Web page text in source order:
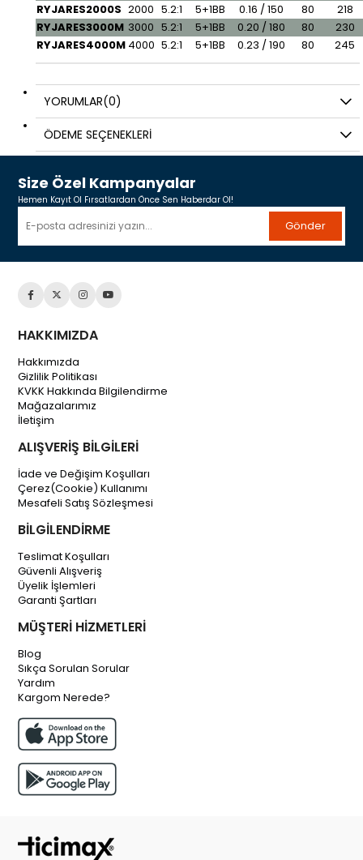
RYJARES2000S 2000 5.2:1 5+1BB 0.16 / 150 80
218
RYJARES3000M 3000 5.2:1 5+1BB 0.20 / 180 80
230
RYJARES4000M 4000 5.2:1 5+1BB 0.23 / 190 80 245
YORUMLAR(0)
ÖDEME SEÇENEKLERI
Size Özel Kampanyalar
Hemen Kayıt Ol Fırsatlardan Önce Sen Haberdar Ol!
Gönder
HAKKIMIZDA
Hakkımızda
Gizlilik Politikası
KVKK Hakkında Bilgilendirme
Mağazalarımız
İletişim
ALIŞVERİŞ BİLGİLERİ
İade ve Değişim Koşulları
Çerez(Cookie) Kullanımı
Mesafeli Satış Sözleşmesi
BİLGİLENDİRME
Teslimat Koşulları
Güvenli Alışveriş
Üyelik İşlemleri
Garanti Şartları
MÜŞTERİ HİZMETLERİ
Blog
Sıkça Sorulan Sorular
Yardım
Kargom Nerede?